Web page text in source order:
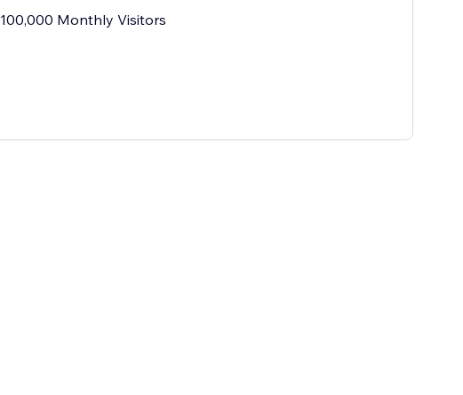
100,000 Monthly Visitors